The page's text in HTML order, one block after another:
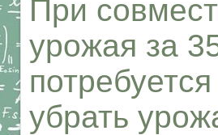
При
урожая за
убрать